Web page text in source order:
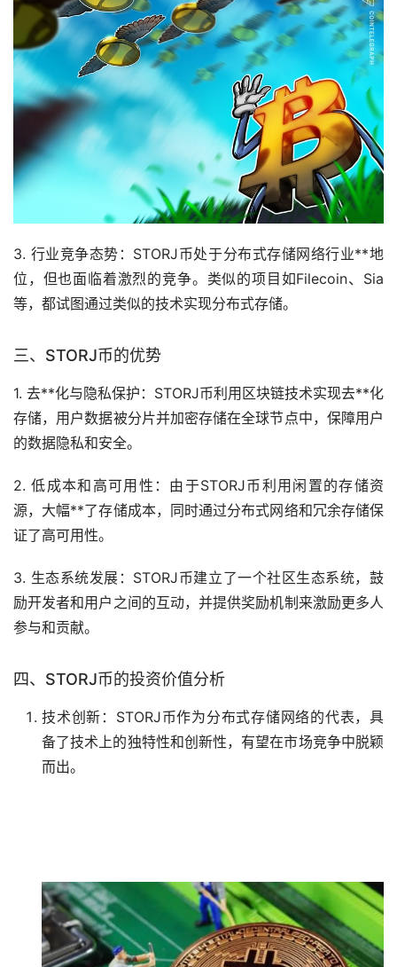
3. 行业竞争态势：STORJ币处于分布式存储网络行业**地
位，但也面临着激烈的竞争。类似的项目如Filecoin、Sia
等，都试图通过类似的技术实现分布式存储。
三、STORJ币的优势
1. 去**化与隐私保护：STORJ币利用区块链技术实现去**化
存储，用户数据被分片并加密存储在全球节点中，保障用户
的数据隐私和安全。
2. 低成本和高可用性：由于STORJ币利用闲置的存储资
源，大幅**了存储成本，同时通过分布式网络和冗余存储保
证了高可用性。
3. 生态系统发展：STORJ币建立了一个社区生态系统，鼓
励开发者和用户之间的互动，并提供奖励机制来激励更多人
参与和贡献。
四、STORJ币的投资价值分析
技术创新：STORJ币作为分布式存储网络的代表，具
备了技术上的独特性和创新性，有望在市场竞争中脱颖
而出。